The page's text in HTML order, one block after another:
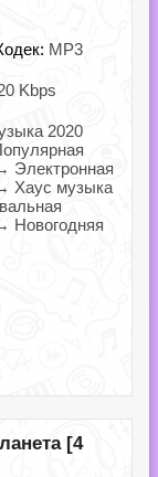
MP3
Kbps
2020
Электронная
Хаус музыка
Новогодняя
[4